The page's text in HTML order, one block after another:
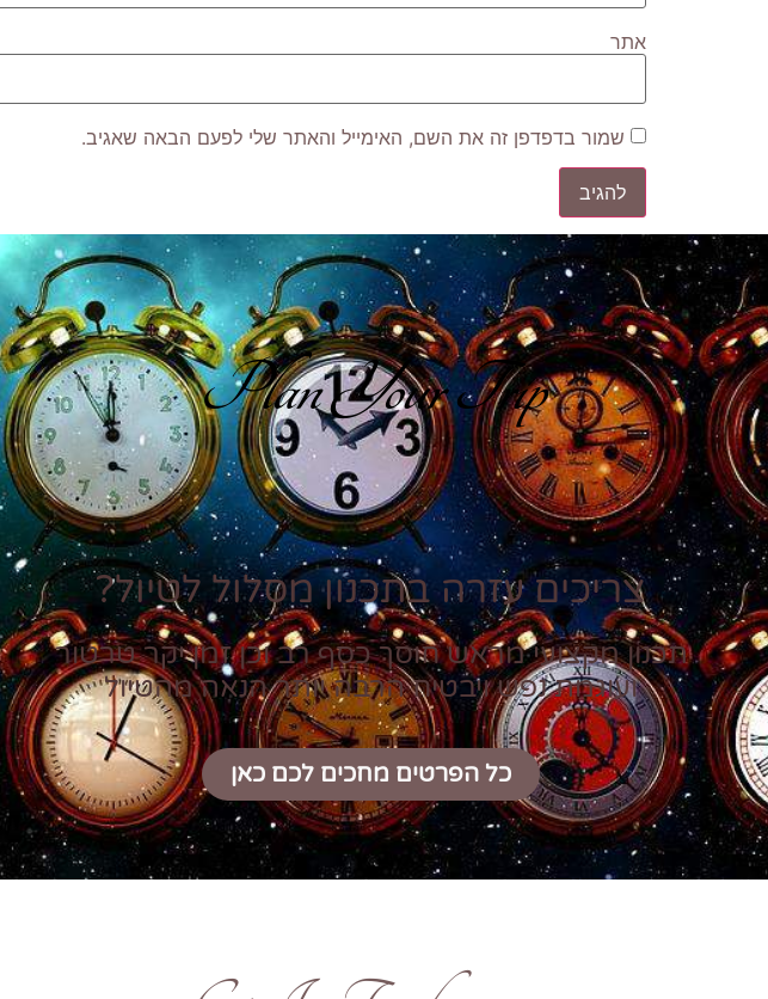
אתר
שמור בדפדפן זה את השם, האימייל והאתר שלי לפעם הבאה שאגיב.
Plan Your Trip
צריכים עזרה בתכנון מסלול לטיול?
תכנון מקצועי מראש חוסך כסף רב וכן זמן יקר טרטור
ועוגמת נפש ויבטיח הרבה יותר הנאה מהטיול
כל הפרטים מחכים לכם כאן